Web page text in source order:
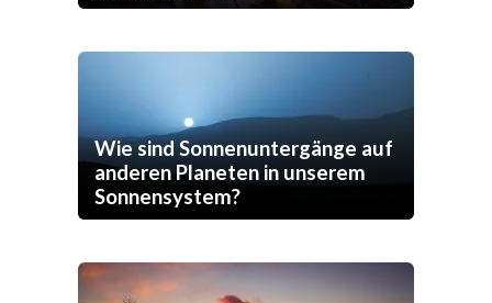
Wie sind Sonnenuntergänge auf
anderen Planeten in unserem
Sonnensystem?